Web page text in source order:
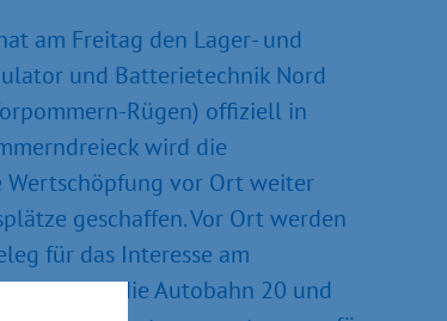
am Freitag den Lager- und
und Batterietechnik Nord
Rügen) offiziell in
wird die
vor Ort weiter
geschaffen. Vor Ort werden
für das Interesse am
an die Autobahn 20 und